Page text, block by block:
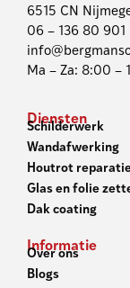
6515 CN
06 – 136 80 901
Ma – Za: 8:00 –
Diensten
Schilderwerk
Wandafwerking
Houtrot
Glas en folie
Dak coating
Informatie
Over ons
Blogs